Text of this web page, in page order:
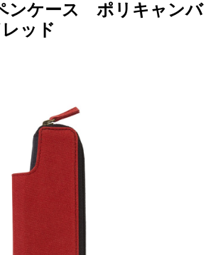
ンケース ポリキャンバ
ッド
フォーカス】
ンをいつでもサッと取り出せるペ